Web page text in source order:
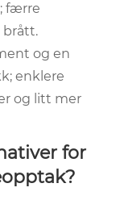
færre
brått.
og en
enklere
og litt mer
for